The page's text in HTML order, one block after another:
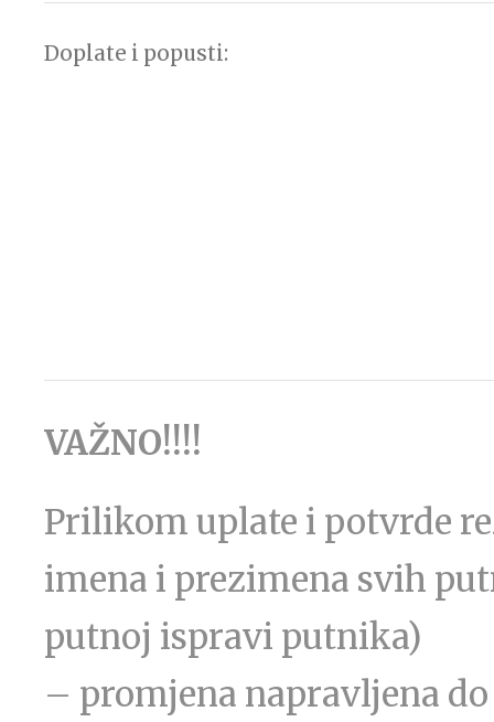
Doplate i popusti:
VAŽNO!!!!
Prilikom uplate i potvrde
imena i prezimena svih
putnoj ispravi putnika)
– promjena napravljena